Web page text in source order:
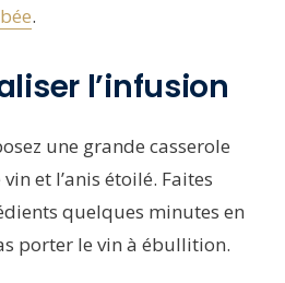
.
l’infusion
une grande casserole
et l’anis étoilé. Faites
quelques minutes en
porter le vin à ébullition.